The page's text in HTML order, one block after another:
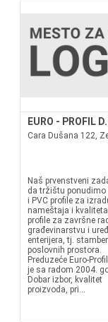
EURO - PROFIL
Cara Dušana 122,
Naš prvenstveni
da tržištu ponudimo
i PVC profile za
nameštaja i
profile za završne
građevinarstvu i
enterijera, tj.
poslovnih prostora.
Preduzeće Euro-
je sa radom 2004.
Dobar izbor, kvalitet
proizvoda, pri...